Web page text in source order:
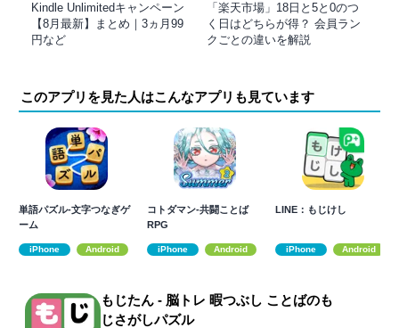
Kindle Unlimitedキャンペーン
【8月最新】まとめ｜3ヵ月99
円など
「楽天市場」18日と5と0のつ
く日はどちらが得？ 会員ラン
クごとの違いを解説
このアプリを見た人はこんなアプリも見ています
単語パズル-文字つなぎゲ
ーム
iPhone Android
コトダマン-共闘ことば
RPG
iPhone Android
LINE：もじけし
iPhone Android
もじたん - 脳トレ 暇つぶし ことばのも
じさがしパズル